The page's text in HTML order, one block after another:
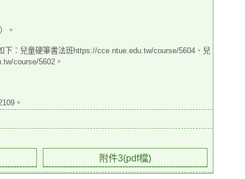
。
：兒童硬筆書法班https://cce.ntue.edu.tw/course/5604、兒
course/5602。
。
附件3(pdf檔)